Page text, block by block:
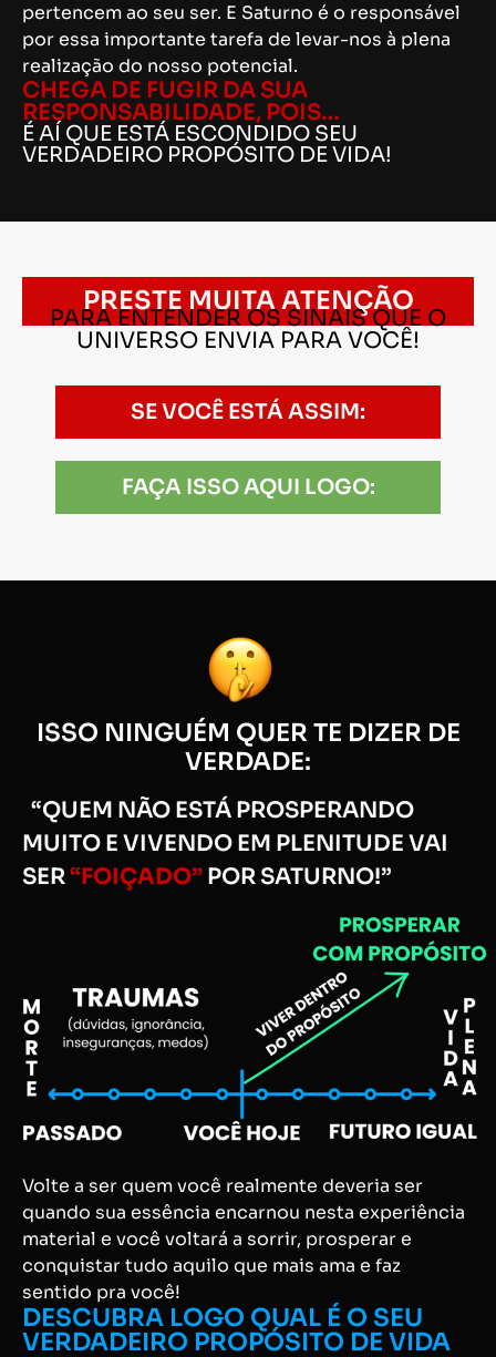
pertencem ao seu ser. E Saturno é o responsável
por essa importante tarefa de levar-nos à plena
realização do nosso potencial.
CHEGA DE FUGIR DA SUA
RESPONSABILIDADE, POIS…
É AÍ QUE ESTÁ ESCONDIDO SEU
VERDADEIRO PROPÓSITO DE VIDA!
PRESTE MUITA ATENÇÃO
PARA ENTENDER OS SINAIS QUE O
UNIVERSO ENVIA PARA VOCÊ!
SE VOCÊ ESTÁ ASSIM:
FAÇA ISSO AQUI LOGO:
ISSO NINGUÉM QUER TE DIZER DE
VERDADE:
“QUEM NÃO ESTÁ PROSPERANDO
MUITO E VIVENDO EM PLENITUDE VAI
SER“FOIÇADO” POR SATURNO!”
Volte a ser quem você realmente deveria ser
quando sua essência encarnou nesta experiência
material e você voltará a sorrir, prosperar e
conquistar tudo aquilo que mais ama e faz
sentido pra você!
DESCUBRA LOGO QUAL É O SEU
VERDADEIRO PROPÓSITO DE VIDA